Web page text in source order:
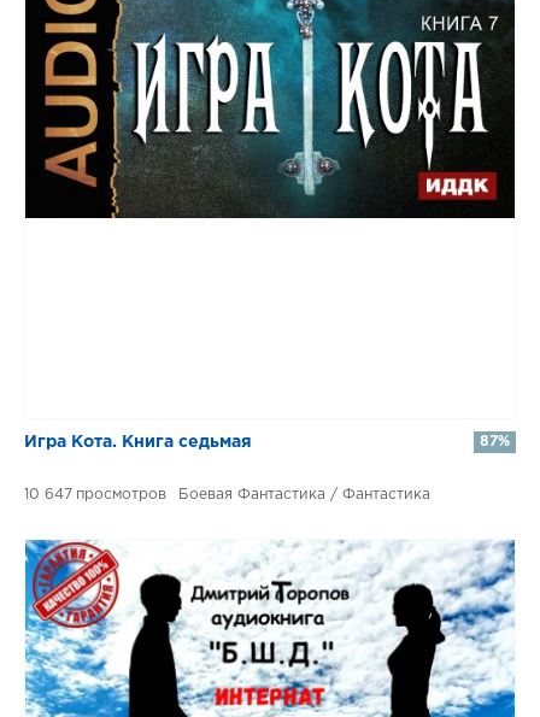
​​Игра Кота. Книга седьмая
10 647 Боевая Фантастика / Фантастика
87%